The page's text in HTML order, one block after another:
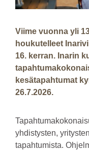
Viime vuonna yli
houkutelleet
16. kerran. Inarin
kesätapahtumat
26.7.2026.
yhdistysten,
tapahtumista.